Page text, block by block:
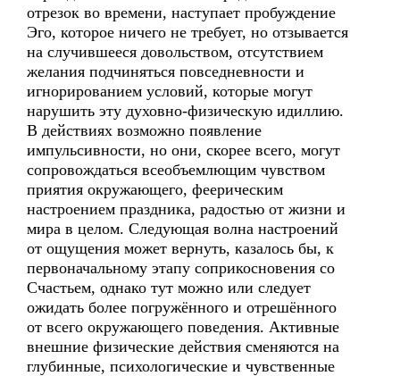
отрезок во времени, наступает пробуждение
Эго, которое ничего не требует, но отзывается
на случившееся довольством, отсутствием
желания подчиняться повседневности и
игнорированием условий, которые могут
нарушить эту духовно-физическую идиллию.
В действиях возможно появление
импульсивности, но они, скорее всего, могут
сопровождаться всеобъемлющим чувством
приятия окружающего, феерическим
настроением праздника, радостью от жизни и
мира в целом. Следующая волна настроений
от ощущения может вернуть, казалось бы, к
первоначальному этапу соприкосновения со
Счастьем, однако тут можно или следует
ожидать более погружённого и отрешённого
от всего окружающего поведения. Активные
внешние физические действия сменяются на
глубинные, психологические и чувственные